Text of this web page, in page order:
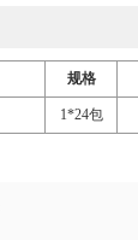
规格
1*24包